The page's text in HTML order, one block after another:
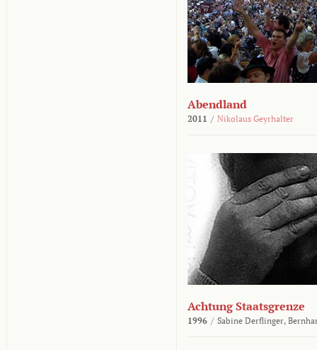
Abendland
2011 / Nikolaus Geyrhalter
Achtung Staatsgrenze
1996 / Sabine Derflinger,